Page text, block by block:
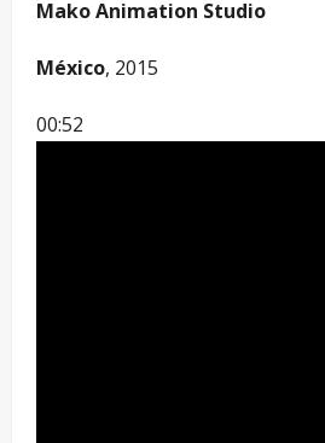
Mako Animation Studio
México, 2015
00:52